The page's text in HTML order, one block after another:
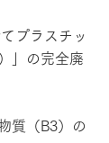
プラスチッ
」の完全廃
質（B3）の